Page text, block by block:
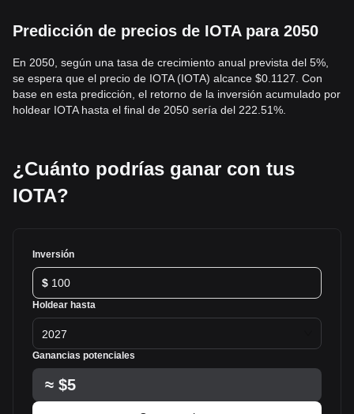
Predicción de precios de IOTA para 2050
En 2050, según una tasa de crecimiento anual prevista del 5%,
se espera que el precio de IOTA (IOTA) alcance $0.1127. Con
base en esta predicción, el retorno de la inversión acumulado por
holdear IOTA hasta el final de 2050 sería del 222.51%.
¿Cuánto podrías ganar con tus
IOTA?
Inversión
$
Holdear hasta
2027
Ganancias potenciales
≈ $5